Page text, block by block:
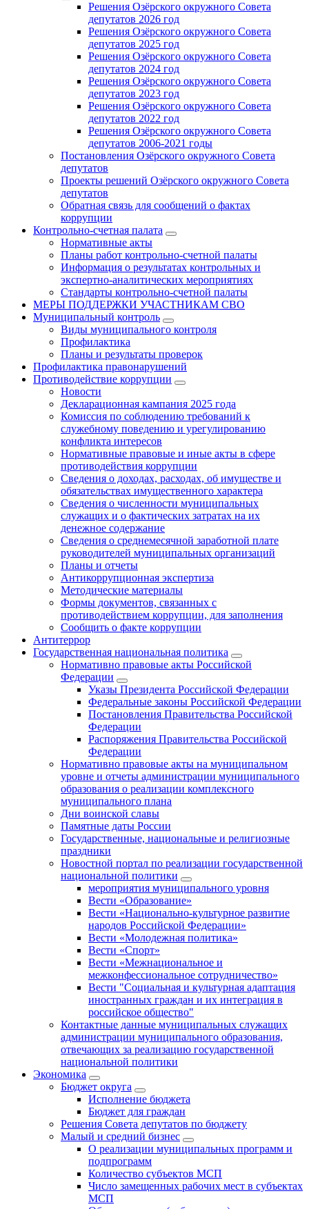
Решения Озёрского окружного Совета
депутатов 2026 год
Решения Озёрского окружного Совета
депутатов 2025 год
Решения Озёрского окружного Совета
депутатов 2024 год
Решения Озёрского окружного Совета
депутатов 2023 год
Решения Озёрского окружного Совета
депутатов 2022 год
Решения Озёрского окружного Совета
депутатов 2006-2021 годы
Постановления Озёрского окружного Совета
депутатов
Проекты решений Озёрского окружного Совета
депутатов
Обратная связь для сообщений о фактах
коррупции
Контрольно-счетная палата
Нормативные акты
Планы работ контрольно-счетной палаты
Информация о результатах контрольных и
экспертно-аналитических мероприятиях
Стандарты контрольно-счетной палаты
МЕРЫ ПОДДЕРЖКИ УЧАСТНИКАМ СВО
Муниципальный контроль
Виды муниципального контроля
Профилактика
Планы и результаты проверок
Профилактика правонарушений
Противодействие коррупции
Новости
Декларационная кампания 2025 года
Комиссия по соблюдению требований к
служебному поведению и урегулированию
конфликта интересов
Нормативные правовые и иные акты в сфере
противодействия коррупции
Сведения о доходах, расходах, об имуществе и
обязательствах имущественного характера
Сведения о численности муниципальных
служащих и о фактических затратах на их
денежное содержание
Сведения о среднемесячной заработной плате
руководителей муниципальных организаций
Планы и отчеты
Антикоррупционная экспертиза
Методические материалы
Формы документов, связанных с
противодействием коррупции, для заполнения
Сообщить о факте коррупции
Антитеррор
Государственная национальная политика
Нормативно правовые акты Российской
Федерации
Указы Президента Российской Федерации
Федеральные законы Российской Федерации
Постановления Правительства Российской
Федерации
Распоряжения Правительства Российской
Федерации
Нормативно правовые акты на муниципальном
уровне и отчеты администрации муниципального
образования о реализации комплексного
муниципального плана
Дни воинской славы
Памятные даты России
Государственные, национальные и религиозные
праздники
Новостной портал по реализации государственной
национальной политики
мероприятия муниципального уровня
Вести «Образование»
Вести «Национально-культурное развитие
народов Российской Федерации»
Вести «Молодежная политика»
Вести «Спорт»
Вести «Межнациональное и
межконфессиональное сотрудничество»
Вести "Социальная и культурная адаптация
иностранных граждан и их интеграция в
российское общество"
Контактные данные муниципальных служащих
администрации муниципального образования,
отвечающих за реализацию государственной
национальной политики
Экономика
Бюджет округa
Исполнение бюджета
Бюджет для граждан
Решения Совета депутатов по бюджету
Малый и средний бизнес
О реализации муниципальных программ и
подпрограмм
Количество субъектов МСП
Число замещенных рабочих мест в субъектах
МСП